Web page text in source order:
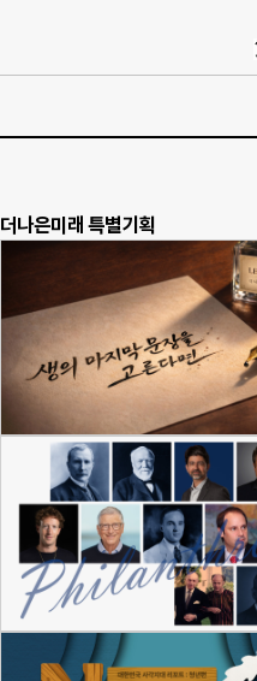
더나은미래 특별기획